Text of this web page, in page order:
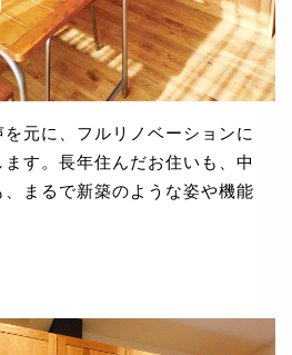
元に、フルリノベーションに
す。長年住んだお住いも、中
まるで新築のような姿や機能
守と見直し
情報に関して適用される日本の
守するとともに、本ポリシーの
の改善に努めます。
正アクセス・紛失・破損・改ざ
ため、セキュリティシステム